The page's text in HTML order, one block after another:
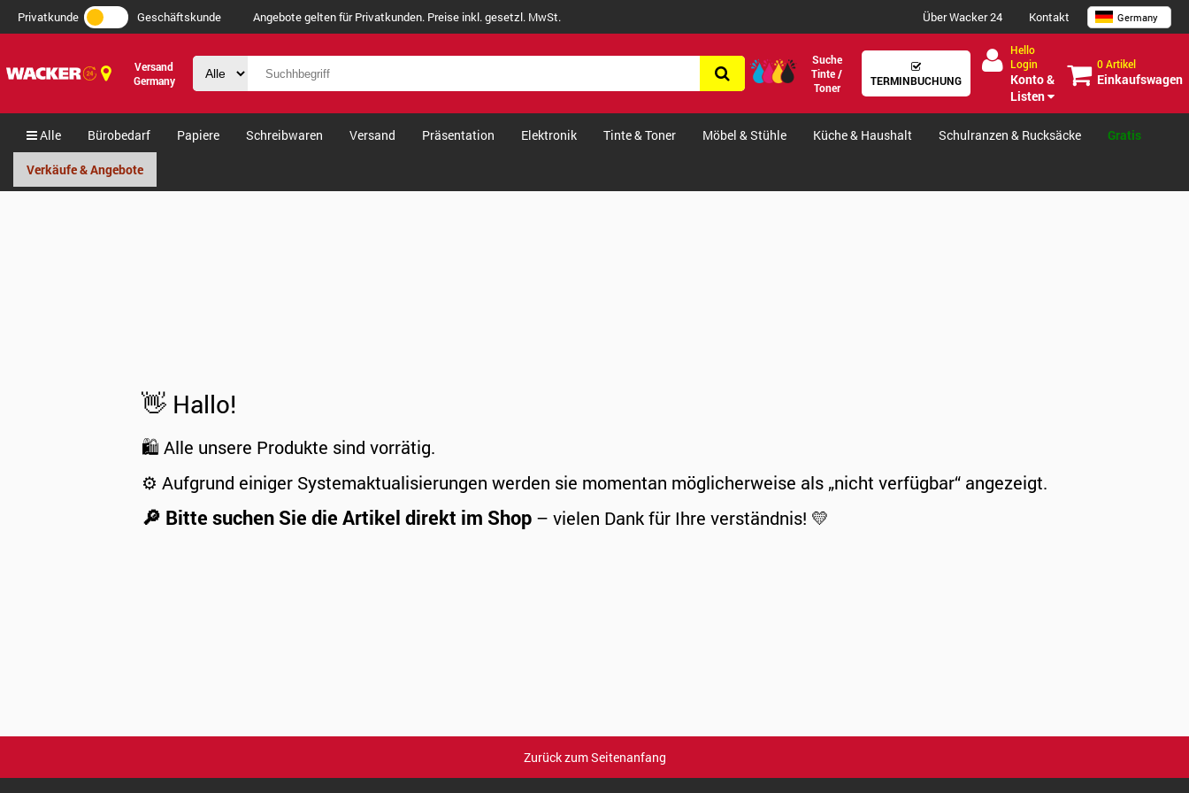
Privatkunde Geschäftskunde Angebote gelten für Privatkunden. Preise inkl. gesetzl. MwSt. Über Wacker 24 Kontakt Germany
Versand
Germany
Suche
Tinte /
Toner
TERMINBUCHUNG
Hello
Login
Konto &
Listen
0 Artikel
Einkaufswagen
Alle Bürobedarf Papiere Schreibwaren Versand Präsentation Elektronik Tinte & Toner Möbel & Stühle Küche & Haushalt Schulranzen & Rucksäcke Gratis
Verkäufe & Angebote
👋 Hallo!
🛍️ Alle unsere Produkte sind vorrätig.
⚙️ Aufgrund einiger Systemaktualisierungen werden sie momentan möglicherweise als „nicht verfügbar“ angezeigt.
🔎 Bitte suchen Sie die Artikel direkt im Shop – vielen Dank für Ihre verständnis! 💛
Zurück zum Seitenanfang